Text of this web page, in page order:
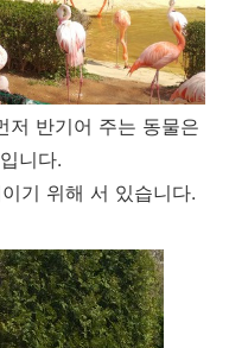
저 반기어 주는 동물은
입니다.
기 위해 서 있습니다.